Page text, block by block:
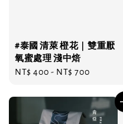
#泰國 清萊 橙花｜雙重厭
氧蜜處理 淺中焙
Regular
NT$ 400 - NT$ 700